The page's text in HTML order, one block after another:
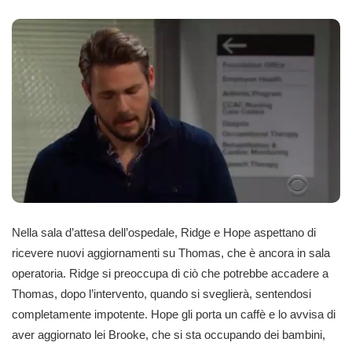
Nella sala d’attesa dell’ospedale, Ridge e Hope aspettano di
ricevere nuovi aggiornamenti su Thomas, che è ancora in sala
operatoria. Ridge si preoccupa di ciò che potrebbe accadere a
Thomas, dopo l’intervento, quando si sveglierà, sentendosi
completamente impotente. Hope gli porta un caffè e lo avvisa di
aver aggiornato lei Brooke, che si sta occupando dei bambini,